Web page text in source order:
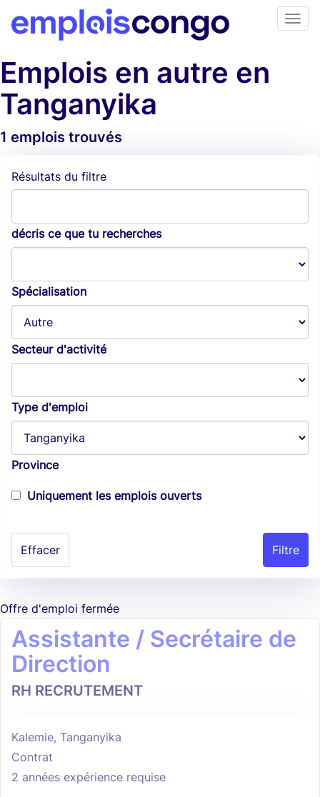
Emplois en autre en
Tanganyika
1 emplois trouvés
Résultats du filtre
décris ce que tu recherches
Spécialisation
Secteur d'activité
Type d'emploi
Province
Uniquement les emplois ouverts
Effacer
Offre d'emploi fermée
Assistante / Secrétaire de
Direction
RH RECRUTEMENT
Kalemie, Tanganyika
Contrat
2 années expérience requise